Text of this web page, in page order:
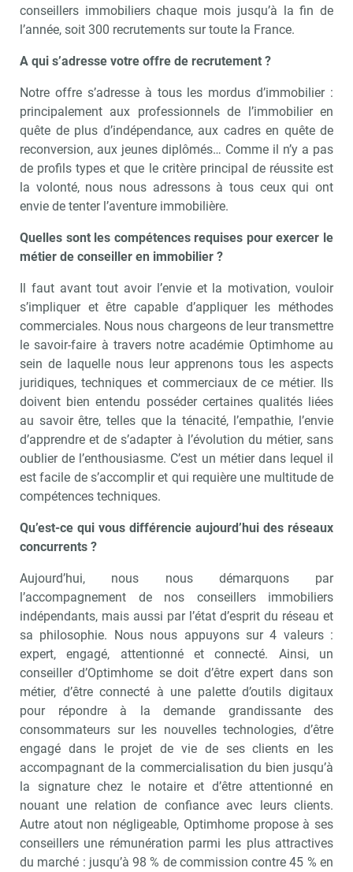
conseillers immobiliers chaque mois jusqu’à la fin de
l’année, soit 300 recrutements sur toute la France.
A qui s’adresse votre offre de recrutement ?
Notre offre s’adresse à tous les mordus d’immobilier :
principalement aux professionnels de l’immobilier en
quête de plus d’indépendance, aux cadres en quête de
reconversion, aux jeunes diplômés… Comme il n’y a pas
de profils types et que le critère principal de réussite est
la volonté, nous nous adressons à tous ceux qui ont
envie de tenter l’aventure immobilière.
Quelles sont les compétences requises pour exercer le
métier de conseiller en immobilier ?
Il faut avant tout avoir l’envie et la motivation, vouloir
s’impliquer et être capable d’appliquer les méthodes
commerciales. Nous nous chargeons de leur transmettre
le savoir-faire à travers notre académie Optimhome au
sein de laquelle nous leur apprenons tous les aspects
juridiques, techniques et commerciaux de ce métier. Ils
doivent bien entendu posséder certaines qualités liées
au savoir être, telles que la ténacité, l’empathie, l’envie
d’apprendre et de s’adapter à l’évolution du métier, sans
oublier de l’enthousiasme. C’est un métier dans lequel il
est facile de s’accomplir et qui requière une multitude de
compétences techniques.
Qu’est-ce qui vous différencie aujourd’hui des réseaux
concurrents ?
Aujourd’hui, nous nous démarquons par
l’accompagnement de nos conseillers immobiliers
indépendants, mais aussi par l’état d’esprit du réseau et
sa philosophie. Nous nous appuyons sur 4 valeurs :
expert, engagé, attentionné et connecté. Ainsi, un
conseiller d’Optimhome se doit d’être expert dans son
métier, d’être connecté à une palette d’outils digitaux
pour répondre à la demande grandissante des
consommateurs sur les nouvelles technologies, d’être
engagé dans le projet de vie de ses clients en les
accompagnant de la commercialisation du bien jusqu’à
la signature chez le notaire et d’être attentionné en
nouant une relation de confiance avec leurs clients.
Autre atout non négligeable, Optimhome propose à ses
conseillers une rémunération parmi les plus attractives
du marché : jusqu’à 98 % de commission contre 45 % en